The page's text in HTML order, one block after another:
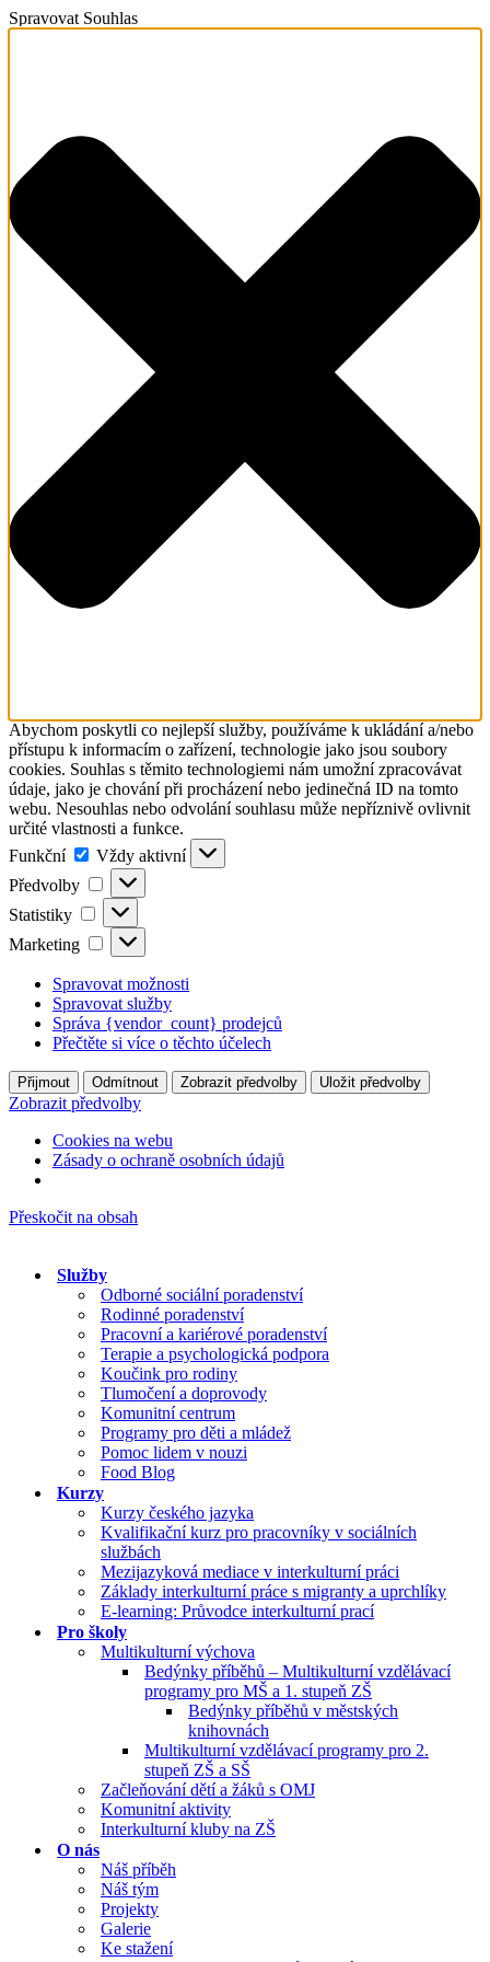
Spravovat Souhlas
Abychom poskytli co nejlepší služby, používáme k ukládání a/nebo
přístupu k informacím o zařízení, technologie jako jsou soubory
cookies. Souhlas s těmito technologiemi nám umožní zpracovávat
údaje, jako je chování při procházení nebo jedinečná ID na tomto
webu. Nesouhlas nebo odvolání souhlasu může nepříznivě ovlivnit
určité vlastnosti a funkce.
Funkční
Funkční
Vždy aktivní
Předvolby
Předvolby
Statistiky Statistiky
Marketing Marketing
Spravovat možnosti
Spravovat služby
Správa {vendor_count} prodejců
Přečtěte si více o těchto účelech
Přijmout Odmítnout Zobrazit předvolby Uložit předvolby
Zobrazit předvolby
Cookies na webu
Zásady o ochraně osobních údajů
Přeskočit na obsah
Služby
Odborné sociální poradenství
Rodinné poradenství
Pracovní a kariérové poradenství
Terapie a psychologická podpora
Koučink pro rodiny
Tlumočení a doprovody
Komunitní centrum
Programy pro děti a mládež
Pomoc lidem v nouzi
Food Blog
Kurzy
Kurzy českého jazyka
Kvalifikační kurz pro pracovníky v sociálních
službách
Mezijazyková mediace v interkulturní práci
Základy interkulturní práce s migranty a uprchlíky
E-learning: Průvodce interkulturní prací
Pro školy
Multikulturní výchova
Bedýnky příběhů – Multikulturní vzdělávací
programy pro MŠ a 1. stupeň ZŠ
Bedýnky příběhů v městských
knihovnách
Multikulturní vzdělávací programy pro 2.
stupeň ZŠ a SŠ
Začleňování dětí a žáků s OMJ
Komunitní aktivity
Interkulturní kluby na ZŠ
O nás
Náš příběh
Náš tým
Projekty
Galerie
Ke stažení